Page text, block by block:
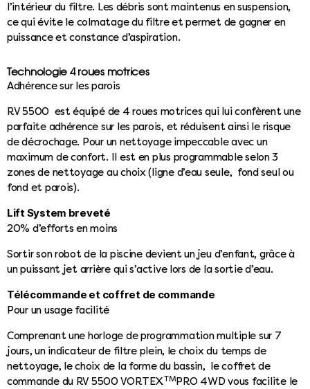
l’intérieur du filtre. Les débris sont maintenus en suspension,
ce qui évite le colmatage du filtre et permet de gagner en
puissance et constance d’aspiration.
Technologie 4 roues motrices
Adhérence sur les parois
RV 5500 est équipé de 4 roues motrices qui lui confèrent une
parfaite adhérence sur les parois, et réduisent ainsi le risque
de décrochage. Pour un nettoyage impeccable avec un
maximum de confort. Il est en plus programmable selon 3
zones de nettoyage au choix (ligne d’eau seule, fond seul ou
fond et parois).
Lift System breveté
20% d’efforts en moins
Sortir son robot de la piscine devient un jeu d’enfant, grâce à
un puissant jet arrière qui s’active lors de la sortie d’eau.
Télécommande et coffret de commande
Pour un usage facilité
Comprenant une horloge de programmation multiple sur 7
jours, un indicateur de filtre plein, le choix du temps de
nettoyage, le choix de la forme du bassin, le coffret de
commande du RV 5500 VORTEXTMPRO 4WD vous facilite le